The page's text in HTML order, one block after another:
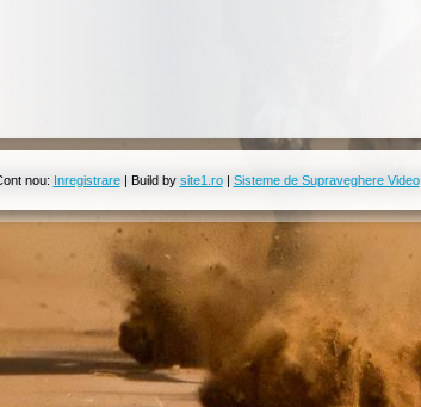
nou: Inregistrare| Build by site1.ro| Sisteme de Supraveghere Video